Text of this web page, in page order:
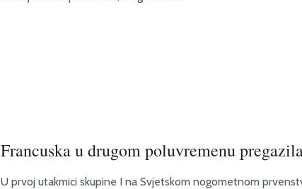
Francuska u drugom poluvremenu
U prvoj utakmici skupine I na Svjetskom nogometnom